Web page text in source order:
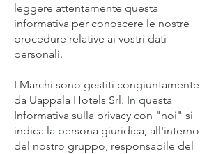
leggere attentamente questa
informativa per conoscere le nostre
procedure relative ai vostri dati
personali.
I Marchi sono gestiti congiuntamente
da Uappala Hotels Srl. In questa
Informativa sulla privacy con "noi" si
indica la persona giuridica, all'interno
del nostro gruppo, responsabile del